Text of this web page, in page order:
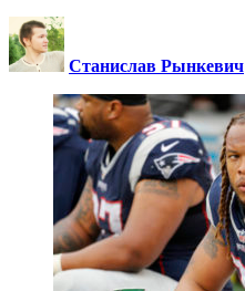
Станислав Рынкевич